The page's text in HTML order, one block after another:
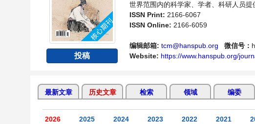
投稿
世界范围内的科学家、学者、科研人员
ISSN Print: 2166-6067
ISSN Online: 2166-6059
编辑邮箱: tcm@hanspub.org 微信号：
Website: https://www.hanspub.org/
最新文章 历史文章 检索 领域 编委
2026 2025 2024 2023 2022 2021